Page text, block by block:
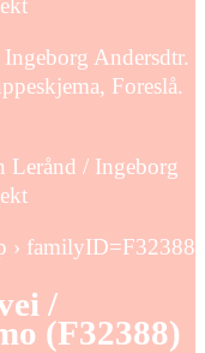
Andersdtr.
Foreslå.
Lerånd / Ingeborg
› familyID=F32388
/
(F32388)